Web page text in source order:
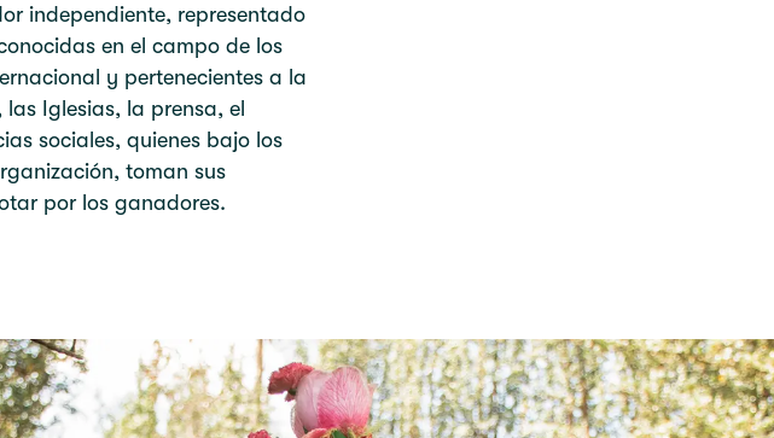
independiente, representado
en el campo de los
y pertenecientes a la
Iglesias, la prensa, el
sociales, quienes bajo los
toman sus
por los ganadores.